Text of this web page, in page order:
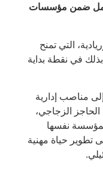
تعمل ضمن مؤسسات
التي تمنح
في نقطة بداية
مناصب إدارية
الزجاجي،
نفسها
تطوير حياة مهنية